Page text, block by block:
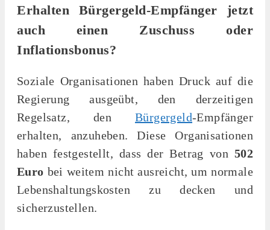
Erhalten Bürgergeld-Empfänger jetzt
auch einen Zuschuss oder
Inflationsbonus?
Soziale Organisationen haben Druck auf die
Regierung ausgeübt, den derzeitigen
Regelsatz, den Bürgergeld-Empfänger
erhalten, anzuheben. Diese Organisationen
haben festgestellt, dass der Betrag von 502
Euro bei weitem nicht ausreicht, um normale
Lebenshaltungskosten zu decken und
sicherzustellen.